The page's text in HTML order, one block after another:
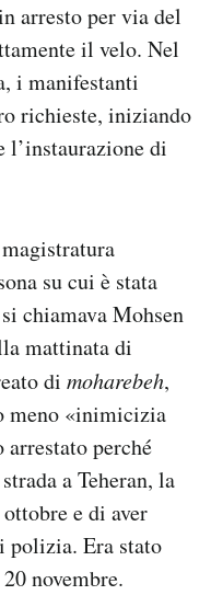
arresto per via del
il velo. Nel
i manifestanti
richieste, iniziando
l’instaurazione di
su cui è stata
chiamava Mohsen
mattinata di
di moharebeh,
meno «inimicizia
perché
a Teheran, la
e di aver
polizia. Era stato
novembre.